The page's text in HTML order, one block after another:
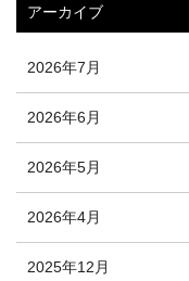
アーカイブ
2026年7月
2026年6月
2026年5月
2026年4月
2025年12月